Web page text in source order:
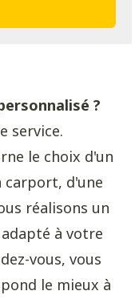
?
service.
le choix d'un
d'une
réalisons un
à votre
vous, vous
le mieux à